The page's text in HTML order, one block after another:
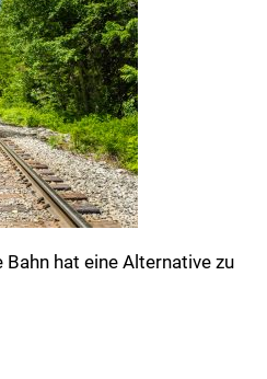
hat eine Alternative zu